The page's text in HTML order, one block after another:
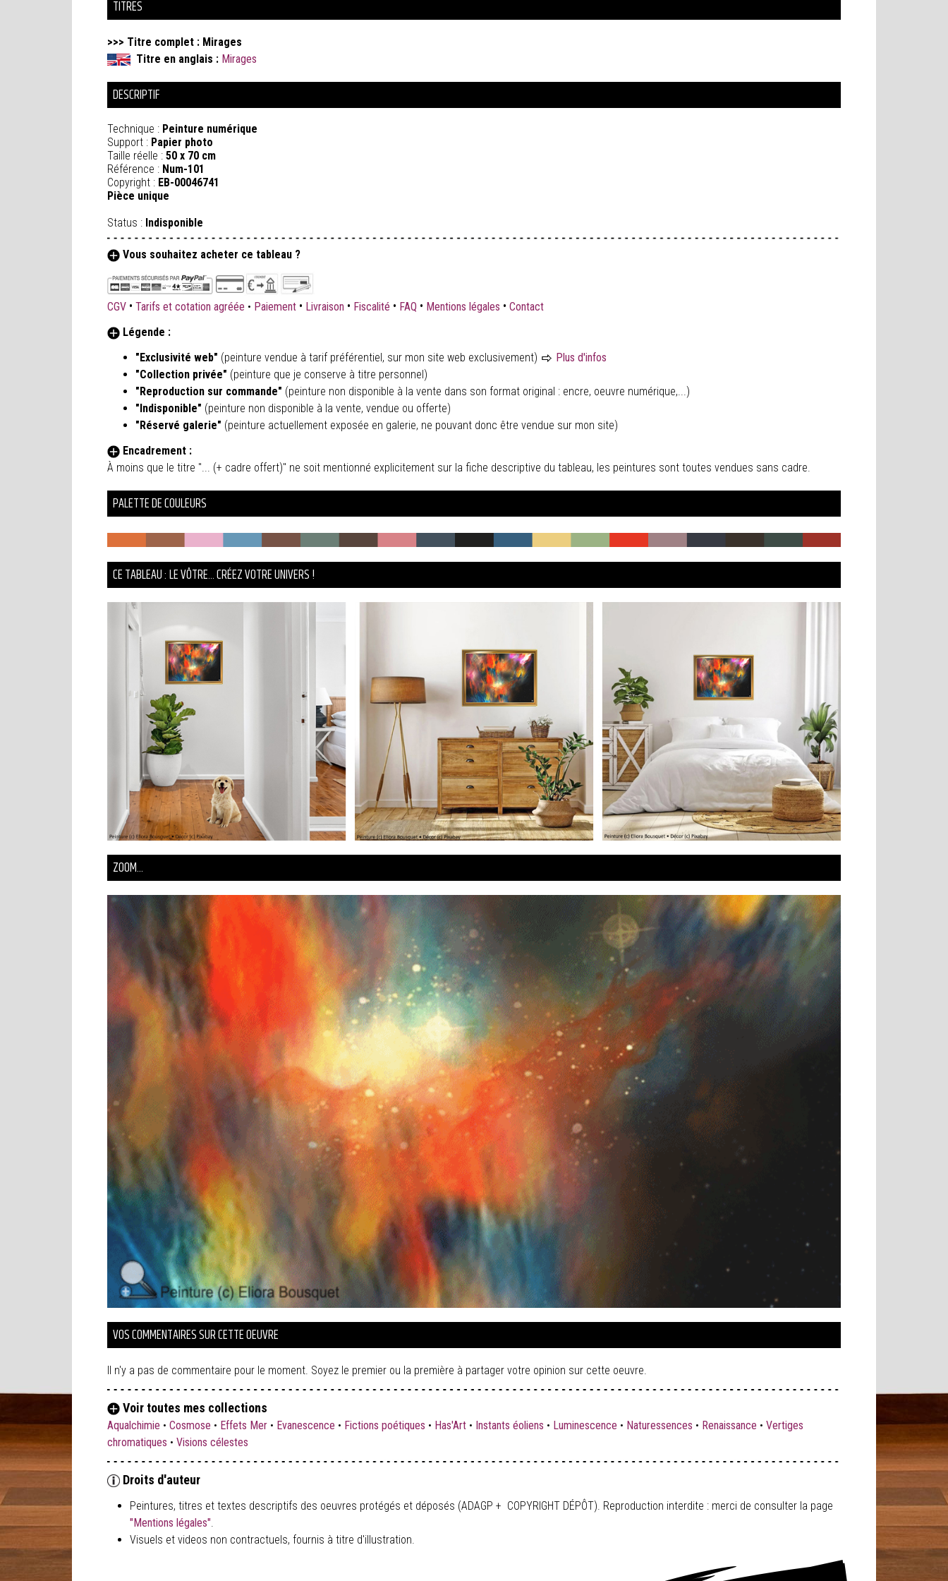
TITRES
>>> Titre complet : Mirages
Titre en anglais : Mirages
DESCRIPTIF
Technique : Peinture numérique
Support : Papier photo
Taille réelle : 50 x 70 cm
Référence : Num-101
Copyright : EB-00046741
Pièce unique
Status : Indisponible
Vous souhaitez acheter ce tableau ?
CGV • Tarifs et cotation agréée • Paiement • Livraison • Fiscalité • FAQ • Mentions légales • Contact
Légende :
"Exclusivité web" (peinture vendue à tarif préférentiel, sur mon site web exclusivement)
Plus d'infos
"Collection privée" (peinture que je conserve à titre personnel)
"Reproduction sur commande" (peinture non disponible à la vente dans son format original : encre, oeuvre numérique,...)
"Indisponible" (peinture non disponible à la vente, vendue ou offerte)
"Réservé galerie" (peinture actuellement exposée en galerie, ne pouvant donc être vendue sur mon site)
Encadrement :
À moins que le titre "... (+ cadre offert)" ne soit mentionné explicitement sur la fiche descriptive du tableau, les peintures sont toutes vendues sans cadre.
PALETTE DE COULEURS
CE TABLEAU : LE VÔTRE... CRÉEZ VOTRE UNIVERS !
ZOOM...
VOS COMMENTAIRES SUR CETTE OEUVRE
Il n'y a pas de commentaire pour le moment. Soyez le premier ou la première à partager votre opinion sur cette oeuvre.
Voir toutes mes collections
Aqualchimie • Cosmose • Effets Mer • Evanescence • Fictions poétiques • Has'Art • Instants éoliens • Luminescence • Naturessences • Renaissance • Vertiges
chromatiques • Visions célestes
Droits d'auteur
Peintures, titres et textes descriptifs des oeuvres protégés et déposés (ADAGP + COPYRIGHT DÉPÔT). Reproduction interdite : merci de consulter la page
"Mentions légales".
Visuels et videos non contractuels, fournis à titre d'illustration.